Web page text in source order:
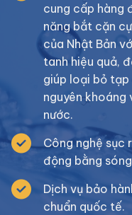
cung cấp hàng
năng bắt cặn
của Nhật Bản
tanh hiệu quả,
giúp loại bỏ tạp
nguyên
nước.
Công nghệ sục
động bằng
Dịch vụ bảo
chuẩn quốc tế.